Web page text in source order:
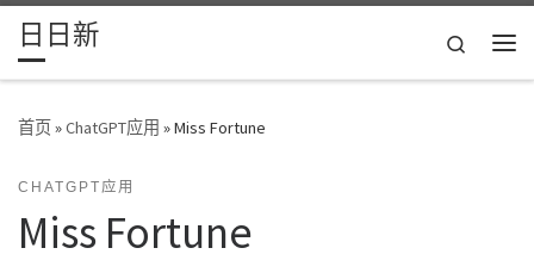
Skip to content
日日新
Search
首页»ChatGPT应用 »Miss Fortune
CHATGPT应用
Miss Fortune